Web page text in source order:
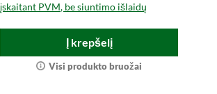
įskaitant PVM, be siuntimo išlaidų
Į krepšelį
Visi produkto bruožai